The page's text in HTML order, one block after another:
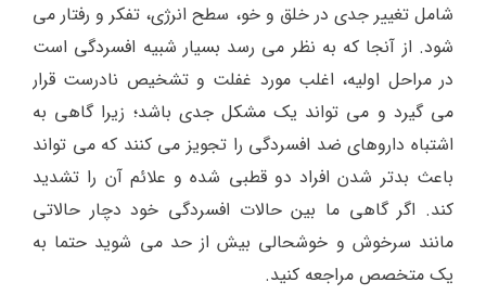
شامل تغییر جدی در خلق و خو، سطح انرژی، تفکر و رفتار می
شود. از آنجا که به نظر می رسد بسیار شبیه افسردگی است
در مراحل اولیه، اغلب مورد غفلت و تشخیص نادرست قرار
می گیرد و می تواند یک مشکل جدی باشد؛ زیرا گاهی به
اشتباه داروهای ضد افسردگی را تجویز می کنند که می تواند
باعث بدتر شدن افراد دو قطبی شده و علائم آن را تشدید
کند. اگر گاهی ما بین حالات افسردگی خود دچار حالاتی
مانند سرخوش و خوشحالی بیش از حد می شوید حتما به
یک متخصص مراجعه کنید.